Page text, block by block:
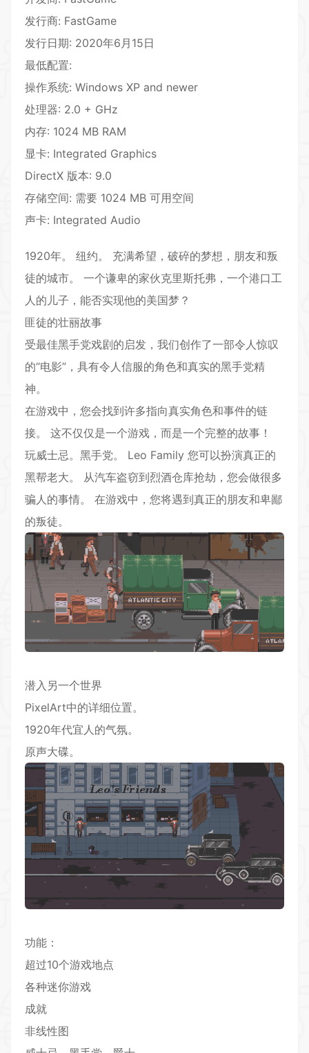
发行商: FastGame
发行日期: 2020年6月15日
最低配置:
操作系统: Windows XP and newer
处理器: 2.0 + GHz
内存: 1024 MB RAM
显卡: Integrated Graphics
DirectX 版本: 9.0
存储空间: 需要 1024 MB 可用空间
声卡: Integrated Audio
1920年。 纽约。 充满希望，破碎的梦想，朋友和叛
徒的城市。 一个谦卑的家伙克里斯托弗，一个港口工
人的儿子，能否实现他的美国梦？
匪徒的壮丽故事
受最佳黑手党戏剧的启发，我们创作了一部令人惊叹
的“电影”，具有令人信服的角色和真实的黑手党精
神。
在游戏中，您会找到许多指向真实角色和事件的链
接。 这不仅仅是一个游戏，而是一个完整的故事！
玩威士忌。黑手党。 Leo Family 您可以扮演真正的
黑帮老大。 从汽车盗窃到烈酒仓库抢劫，您会做很多
骗人的事情。 在游戏中，您将遇到真正的朋友和卑鄙
的叛徒。
潜入另一个世界
PixelArt中的详细位置。
1920年代宜人的气氛。
原声大碟。
功能：
超过10个游戏地点
各种迷你游戏
成就
非线性图